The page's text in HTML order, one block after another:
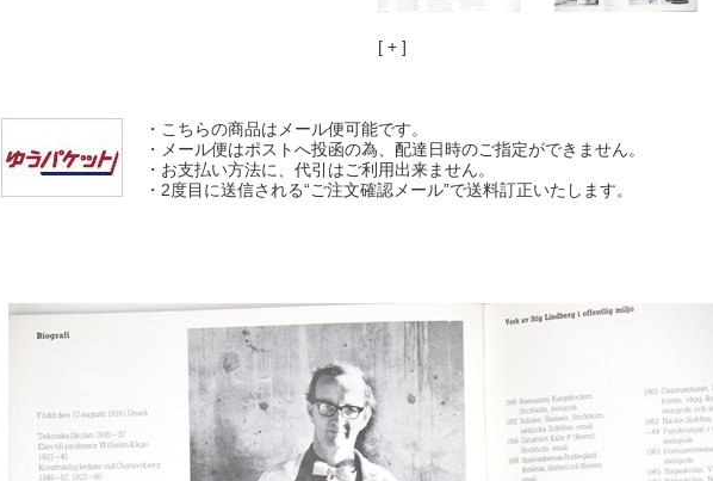
[ + ]
・こちらの商品はメール便可能です。
・メール便はポストへ投函の為、配達日時のご指定ができません。
・お支払い方法に、代引はご利用出来ません。
・2度目に送信される“ご注文確認メール”で送料訂正いたします。